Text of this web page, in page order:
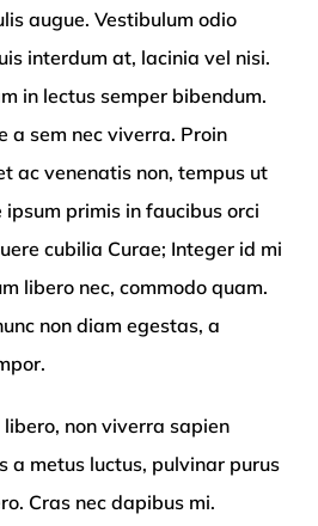
augue. Vestibulum odio
interdum at, lacinia vel nisi.
in lectus semper bibendum.
a sem nec viverra. Proin
ac venenatis non, tempus ut
ipsum primis in faucibus orci
cubilia Curae; Integer id mi
libero nec, commodo quam.
non diam egestas, a
non viverra sapien
a metus luctus, pulvinar purus
Cras nec dapibus mi.